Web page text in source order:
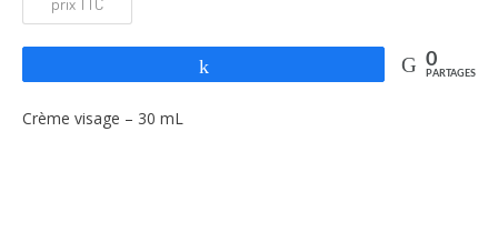
initial
est :
0
PARTAGES
Crème visage – 30 mL